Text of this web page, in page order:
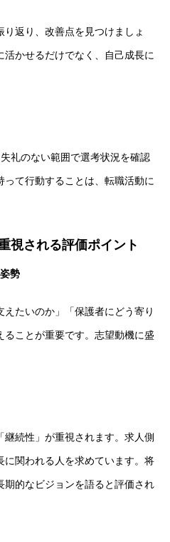
返り、改善点を見つけましょ
活かせるだけでなく、自己成長に
礼のない範囲で選考状況を確認
て行動することは、転職活動に
視される評価ポイント
勢
えたいのか」「保護者にどう寄り
ことが重要です。志望動機に盛
続性」が重視されます。求人側
に関われる人を求めています。将
的なビジョンを語ると評価され